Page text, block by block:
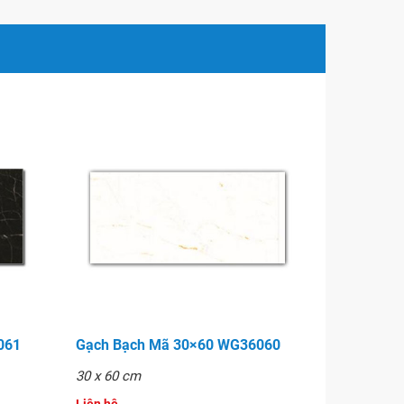
Gạch Bạch Mã 30×60 WG36060
30 x 60 cm